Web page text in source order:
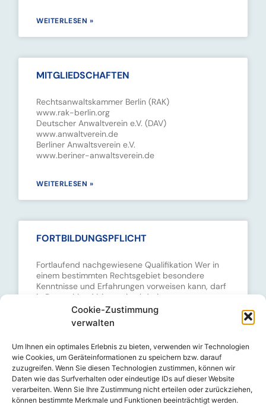
Cookie-Zustimmung
verwalten
Um Ihnen ein optimales Erlebnis zu bieten, verwenden wir Technologien
wie Cookies, um Geräteinformationen zu speichern bzw. darauf
zuzugreifen. Wenn Sie diesen Technologien zustimmen, können wir
Daten wie das Surfverhalten oder eindeutige IDs auf dieser Website
verarbeiten. Wenn Sie Ihre Zustimmung nicht erteilen oder zurückziehen,
können bestimmte Merkmale und Funktionen beeinträchtigt werden.
WEITERLESEN »
MITGLIEDSCHAFTEN
Rechtsanwaltskammer Berlin (RAK)
www.rak-berlin.org
Deutscher Anwaltverein e.V. (DAV)
www.anwaltverein.de
Berliner Anwaltsverein e.V.
www.beriner-anwaltsverein.de
WEITERLESEN »
FORTBILDUNGSPFLICHT
Fortlaufend nachgewiesene Qualifikation Wer in
einem bestimmten Rechtsgebiet besondere
Kenntnisse und Erfahrungen vorweisen kann, darf
in Deutschland bis maximal drei
Fachanwaltsbezeichnungen führen. Dazu ist der
Nachweis besonderer theoretischer und
praktischer
WEITERLESEN »